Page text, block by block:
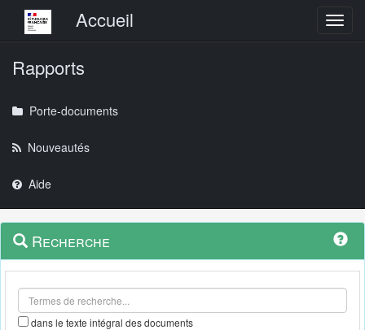
Menu principalAccueil
Rapports
Porte-documents
Nouveautés
Aide
Navigation
outils
Menu
contextuel
Recherche
dans le texte intégral des documents